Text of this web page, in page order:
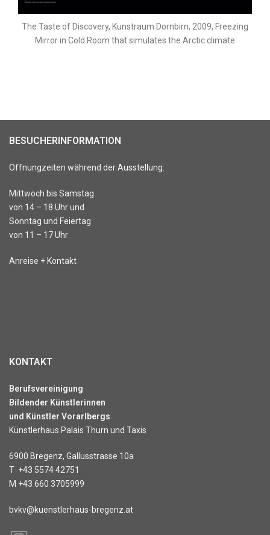
The Taste of Discovery, Kunstraum Dornbirn, 2009, Freezing
Mirror in Cold Room that simulates the Arctic climate
BESUCHERINFORMATION
Öffnungzeiten während der Ausstellung:
Mittwoch bis Samstag
von 14 – 18 Uhr und
Sonntag und Feiertag
von 11 – 17 Uhr
Anreise + Kontakt
KONTAKT
Berufsvereinigung
Bildender Künstlerinnen
und Künstler Vorarlbergs
Künstlerhaus Palais Thurn und Taxis
6900 Bregenz, Gallusstrasse 10a
T +43 5574 42751
M +43 660 3705999
bvkv@kuenstlerhaus-bregenz.at